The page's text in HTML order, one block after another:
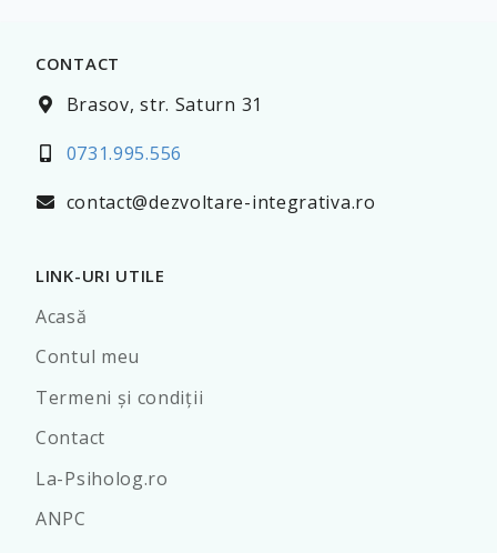
CONTACT
Brasov, str. Saturn 31
0731.995.556
contact@dezvoltare-integrativa.ro
LINK-URI UTILE
Acasă
Contul meu
Termeni şi condiţii
Contact
La-Psiholog.ro
ANPC